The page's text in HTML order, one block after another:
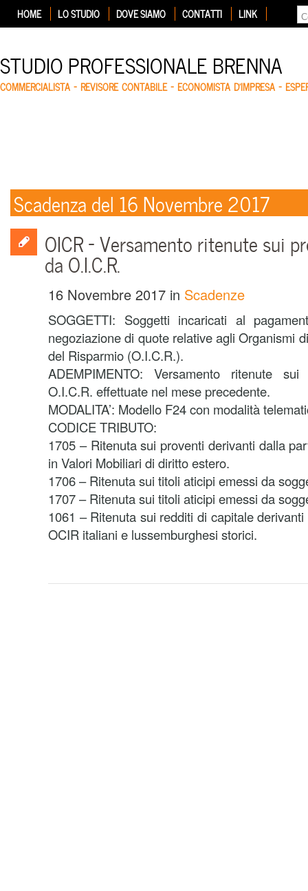
HOME LO STUDIO DOVE SIAMO CONTATTI LINK
STUDIO PROFESSIONALE BRENNA
COMMERCIALISTA – REVISORE CONTABILE – ECONOMISTA D'IMPRESA –
Scadenza del 16 Novembre 2017
OICR – Versamento ritenute sui
da O.I.C.R.
16 Novembre 2017 in Scadenze
SOGGETTI: Soggetti incaricati al
negoziazione di quote relative agli Organismi
del Risparmio (O.I.C.R.).
ADEMPIMENTO: Versamento ritenute
O.I.C.R. effettuate nel mese precedente.
MODALITA’: Modello F24 con modalità
CODICE TRIBUTO:
1705 – Ritenuta sui proventi derivanti dalla
in Valori Mobiliari di diritto estero.
1706 – Ritenuta sui titoli aticipi emessi da
1707 – Ritenuta sui titoli aticipi emessi da
1061 – Ritenuta sui redditi di capitale
OCIR italiani e lussemburghesi storici.